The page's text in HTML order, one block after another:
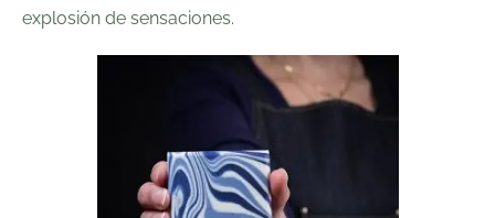
explosión de sensaciones.